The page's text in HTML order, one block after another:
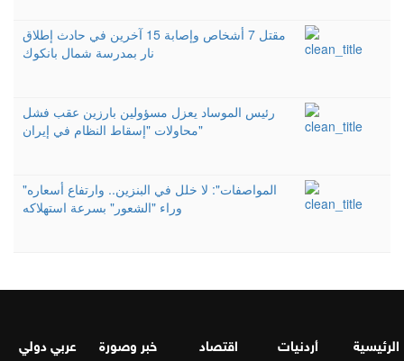
مقتل 7 أشخاص وإصابة 15 آخرين في حادث إطلاق
نار بمدرسة شمال بانكوك
رئيس الموساد يعزل مسؤولين بارزين عقب فشل
محاولات "إسقاط النظام في إيران"
"المواصفات": لا خلل في البنزين.. وارتفاع أسعاره
وراء "الشعور" بسرعة استهلاكه
الرئيسية أردنيات اقتصاد خبر وصورة
عربي دولي